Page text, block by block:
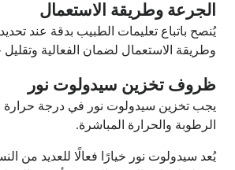
الجرعة وطريقة الاستعمال
يُنصح باتباع تعليمات الطبيب بدقة عند
وطريقة الاستعمال لضمان الفعالية وتقليل
ظروف تخزين سيدولوت نور
يجب تخزين سيدولوت نور في درجة حرارة
الرطوبة والحرارة المباشرة.
يُعد سيدولوت نور خيارًا فعالًا للعديد من